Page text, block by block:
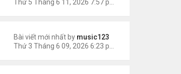
Bài viết mới nhất by music123